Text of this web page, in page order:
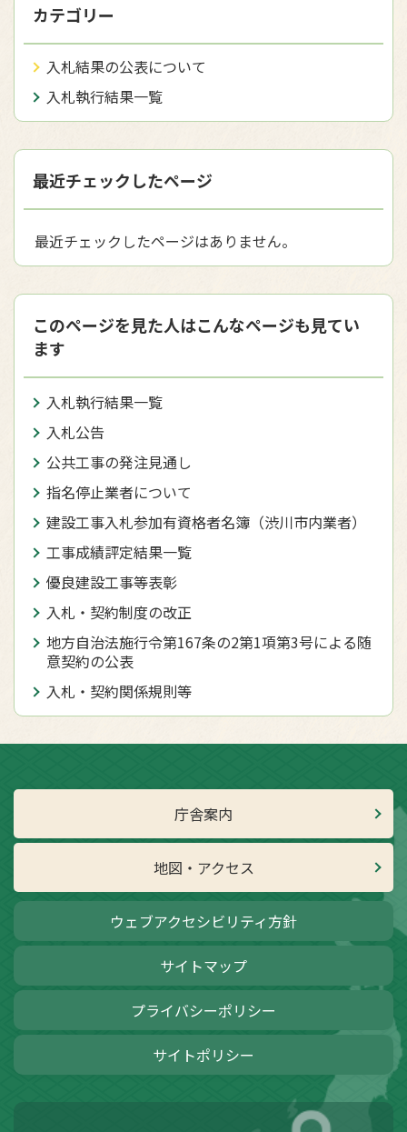
カテゴリー
入札結果の公表について
入札執行結果一覧
最近チェックしたページ
最近チェックしたページはありません。
このページを見た人はこんなページも見てい
ます
入札執行結果一覧
入札公告
公共工事の発注見通し
指名停止業者について
建設工事入札参加有資格者名簿（渋川市内業者）
工事成績評定結果一覧
優良建設工事等表彰
入札・契約制度の改正
地方自治法施行令第167条の2第1項第3号による随
意契約の公表
入札・契約関係規則等
庁舎案内
地図・アクセス
ウェブアクセシビリティ方針
サイトマップ
プライバシーポリシー
サイトポリシー